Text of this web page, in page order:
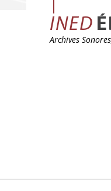
INED
Archives